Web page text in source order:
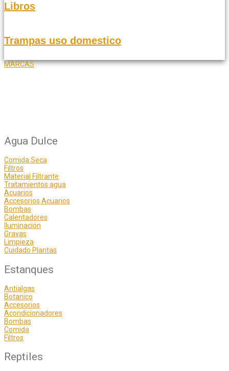
Libros
Trampas uso domestico
MARCAS
Agua Dulce
Comida Seca
Filtros
Material Filtrante
Tratamientos agua
Acuarios
Accesorios Acuarios
Bombas
Calentadores
Iluminación
Gravas
Limpieza
Cuidado Plantas
Estanques
Antialgas
Botanico
Accesorios
Acondicionadores
Bombas
Comida
Filtros
Reptiles